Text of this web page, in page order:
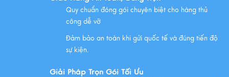
Những Lưu Ý Khi Tặng Quà Tân Gia Nhà Mới
công ty chính thức gia nhập Hawee
Quy chuẩn đóng gói chuyên biệt cho hàng thủ
công dễ vỡ
Đảm bảo an toàn khi gửi quốc tế và đúng tiến độ
sự kiện.
Giải Pháp Trọn Gói Tối Ưu